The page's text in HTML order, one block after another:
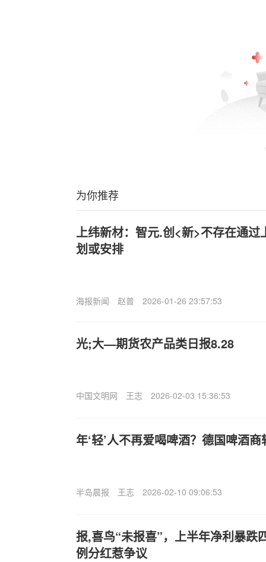
为你推荐
上纬新材：智元.创<新>不存在通过
划或安排
海报新闻 赵普 2026-01-26 23:57:53
光;大—期货农产品类日报8.28
中国文明网 王志 2026-02-03 15:36:53
年‘轻’人不再爱喝啤酒？德国啤酒
半岛晨报 王志 2026-02-10 09:06:53
报,喜鸟“未报喜”，上半年净利暴跌
例分红惹争议